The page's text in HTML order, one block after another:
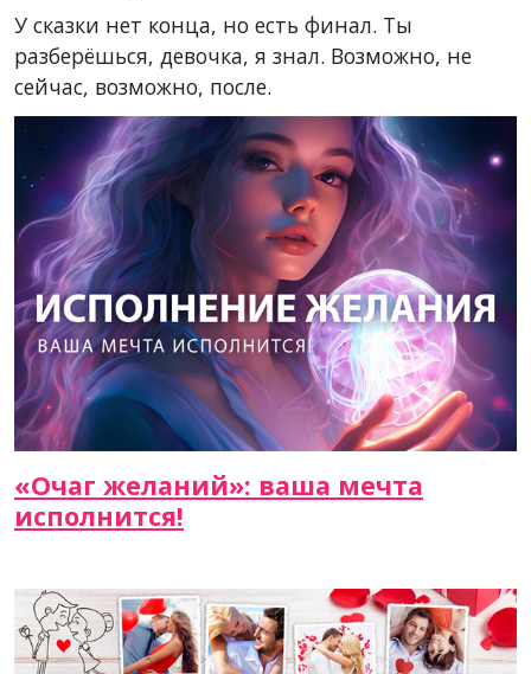
У сказки нет конца, но есть финал. Ты
разберёшься, девочка, я знал. Возможно, не
сейчас, возможно, после.
«Очаг желаний»: ваша мечта
исполнится!